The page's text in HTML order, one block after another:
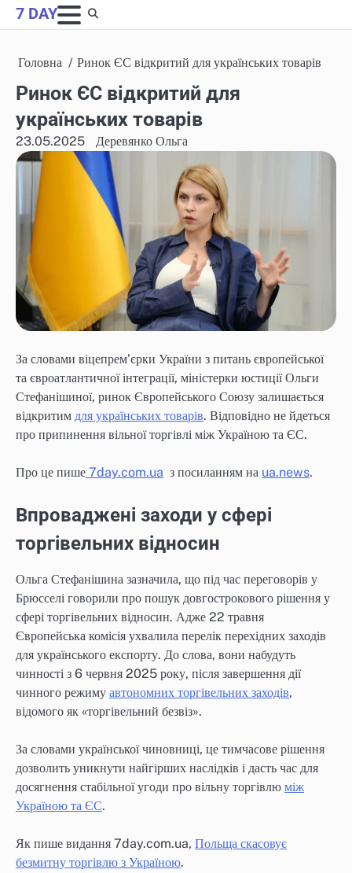
Skip
to
7 DAY
Головна Ринок ЄС відкритий для українських товарів
Ринок ЄС відкритий для
українських товарів
23.05.2025 Деревянко Ольга
За словами віцепрем’єрки України з питань європейської
та євроатлантичної інтеграції, міністерки юстиції Ольги
Стефанішиної, ринок Європейського Союзу залишається
відкритим для українських товарів. Відповідно не йдеться
про припинення вільної торгівлі між Україною та ЄС.
Про це пише 7day.com.ua з посиланням на ua.news.
Впроваджені заходи у сфері
торгівельних відносин
Ольга Стефанішина зазначила, що під час переговорів у
Брюсселі говорили про пошук довгострокового рішення у
сфері торгівельних відносин. Адже 22 травня
Європейська комісія ухвалила перелік перехідних заходів
для українського експорту. До слова, вони набудуть
чинності з 6 червня 2025 року, після завершення дії
чинного режиму автономних торгівельних заходів,
відомого як «торгівельний безвіз».
За словами української чиновниці, це тимчасове рішення
дозволить уникнути найгірших наслідків і дасть час для
досягнення стабільної угоди про вільну торгівлю між
Україною та ЄС.
Як пише видання 7day.com.ua, Польща скасовує
безмитну торгівлю з Україною.